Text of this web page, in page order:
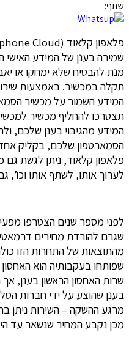
שתף:
שמירה בענן של המידע
מנת להבטיח שלא ימחקו או
תקלה במכשיר. באמצעות
המידע השמור על מכשיר
תצטרכו להחליף מכשיר
המידע מהגיבוי בענן שלכם,
הסמארטפון שלכם, בקליק
פלאפון קלאוד, ניתן לגשת גם
לערוך אותו, לשתף אותו
לפני מספר שנים הצטרפו
שגרם להורדת מחירים
מהתוצאות של התחרות הזו
שפותחו בעקבותיה הוא
שרות האחסון הראשון בענן, אך
בענן שהוצע על ידי חברות
מרגע ההשקה – השירות ניתן
מכן נקבע המחיר שנשאר עד היום: 9.90 ₪